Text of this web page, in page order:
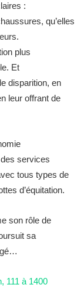
:
qu’elles
plus
Et
disparition, en
leur offrant de
services
tous types de
d’équitation.
son rôle de
sa
111 à 1400